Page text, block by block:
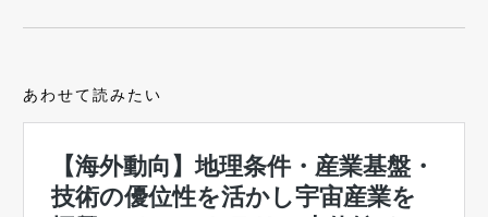
あわせて読みたい